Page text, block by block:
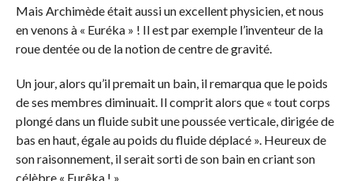
Mais Archimède était aussi un excellent physicien, et nous
en venons à « Euréka » ! Il est par exemple l’inventeur de la
roue dentée ou de la notion de centre de gravité.
Un jour, alors qu’il premait un bain, il remarqua que le poids
de ses membres diminuait. Il comprit alors que « tout corps
plongé dans un fluide subit une poussée verticale, dirigée de
bas en haut, égale au poids du fluide déplacé ». Heureux de
son raisonnement, il serait sorti de son bain en criant son
célèbre « Eurêka ! ».